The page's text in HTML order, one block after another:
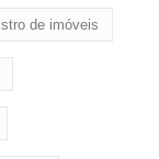
de imóveis